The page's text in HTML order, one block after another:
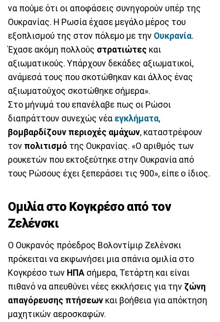
να πούμε ότι οι αποφάσεις συνηγορούν υπέρ της
Ουκρανίας. Η Ρωσία έχασε μεγάλο μέρος του
εξοπλισμού της στον πόλεμο με την Ουκρανία.
Έχασε ακόμη πολλούς στρατιώτες και
αξιωματικούς. Υπάρχουν δεκάδες αξιωματικοί,
ανάμεσά τους που σκοτώθηκαν και άλλος ένας
αξιωματούχος σκοτώθηκε σήμερα».
Στο μήνυμά του επανέλαβε πως οι Ρώσοι
διαπράττουν συνεχώς νέα εγκλήματα,
βομβαρδίζουν περιοχές αμάχων, καταστρέφουν
τον πολιτισμό της Ουκρανίας. «Ο αριθμός των
ρουκετών που εκτοξεύτηκε στην Ουκρανία από
τους Ρώσους έχει ξεπεράσει τις 900», είπε ο ίδιος.
Ομιλία στο Κογκρέσο από τον
Ζελένσκι
Ο Ουκρανός πρόεδρος Βολοντίμιρ Ζελένσκι
πρόκειται να εκφωνήσει μια σπάνια ομιλία στο
Κογκρέσο των ΗΠΑ σήμερα, Τετάρτη και είναι
πιθανό να απευθύνει νέες εκκλήσεις για την ζώνη
απαγόρευσης πτήσεων και βοήθεια για απόκτηση
μαχητικών αεροσκαφών.